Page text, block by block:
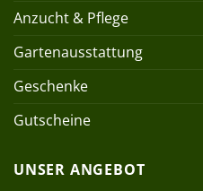
Anzucht & Pflege
Gartenausstattung
Geschenke
Gutscheine
UNSER ANGEBOT